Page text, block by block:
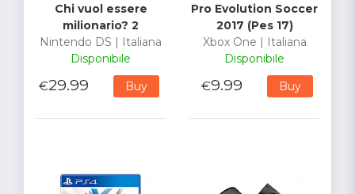
Chi vuol essere
milionario? 2
Nintendo DS | Italiana
Disponibile
€29.99 Buy
Pro Evolution Soccer
2017 (Pes 17)
Xbox One | Italiana
Disponibile
€9.99 Buy